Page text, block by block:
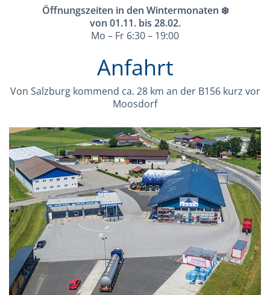
Öffnungszeiten in den Wintermonaten ❄️
von 01.11. bis 28.02.
Mo – Fr 6:30 – 19:00
Anfahrt
Von Salzburg kommend ca. 28 km an der B156 kurz vor
Moosdorf